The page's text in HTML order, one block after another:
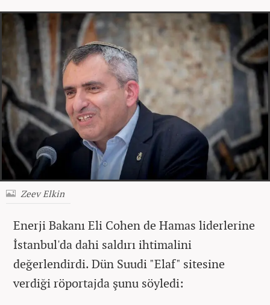
Zeev Elkin
Enerji Bakanı Eli Cohen de Hamas liderlerine
İstanbul'da dahi saldırı ihtimalini
değerlendirdi. Dün Suudi "Elaf" sitesine
verdiği röportajda şunu söyledi: